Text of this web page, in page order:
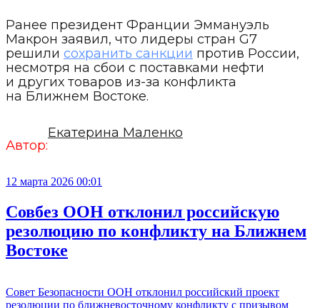
Ранее президент Франции Эммануэль
Макрон заявил, что лидеры стран G7
решили сохранить санкции против России,
несмотря на сбои с поставками нефти
и других товаров из-за конфликта
на Ближнем Востоке.
Автор:
Екатерина Маленко
12 марта 2026 00:01
Совбез ООН отклонил российскую
резолюцию по конфликту на Ближнем
Востоке
Совет Безопасности ООН отклонил российский проект
резолюции по ближневосточному конфликту с призывом